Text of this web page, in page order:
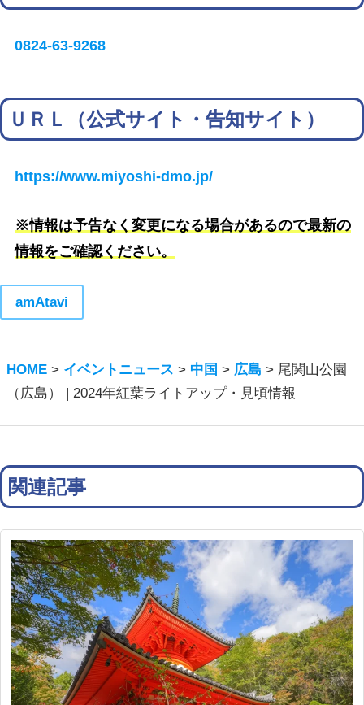
0824-63-9268
ＵＲＬ（公式サイト・告知サイト）
https://www.miyoshi-dmo.jp/
※情報は予告なく変更になる場合があるので最新の
情報をご確認ください。
amAtavi
HOME > イベントニュース > 中国 > 広島 > 尾関山公園
（広島） | 2024年紅葉ライトアップ・見頃情報
関連記事